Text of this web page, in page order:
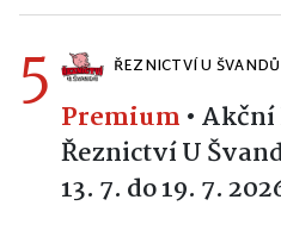
5 ŘEZNICTVÍ U ŠVANDŮ
Premium •
Řeznictví U
13. 7. do 19. 7.